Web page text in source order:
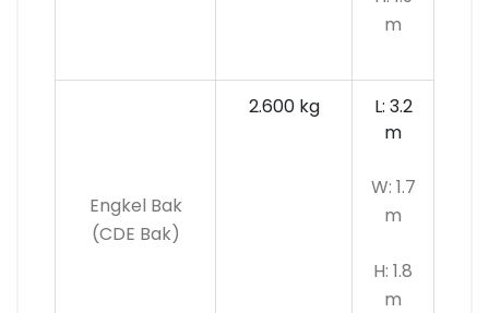
m
Engkel Bak
(CDE Bak)
2.600 kg
L: 3.2
m
W: 1.7
m
H: 1.8
m